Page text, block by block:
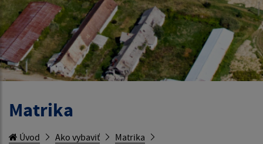
Matrika
Úvod Ako vybaviť
Matrika